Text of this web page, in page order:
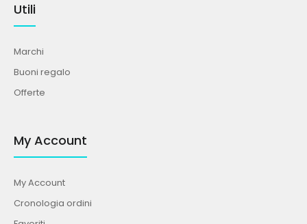
Utili
Marchi
Buoni regalo
Offerte
My Account
My Account
Cronologia ordini